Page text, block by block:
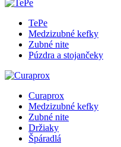
TePe
Medzizubné kefky
Zubné nite
Púzdra a stojančeky
Curaprox
Medzizubné kefky
Zubné nite
Držiaky
Špáradlá